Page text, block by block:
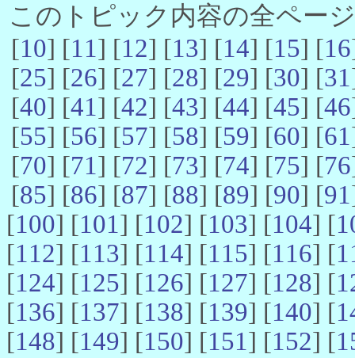
このトピック内容の全ペー
[10] [11] [12] [13] [14] [15] [16
[25] [26] [27] [28] [29] [30] [31
[40] [41] [42] [43] [44] [45] [46
[55] [56] [57] [58] [59] [60] [61
[70] [71] [72] [73] [74] [75] [76
[85] [86] [87] [88] [89] [90] [91
[100] [101] [102] [103] [104] [
[112] [113] [114] [115] [116] [
[124] [125] [126] [127] [128] [
[136] [137] [138] [139] [140] [
[148] [149] [150] [151] [152] [